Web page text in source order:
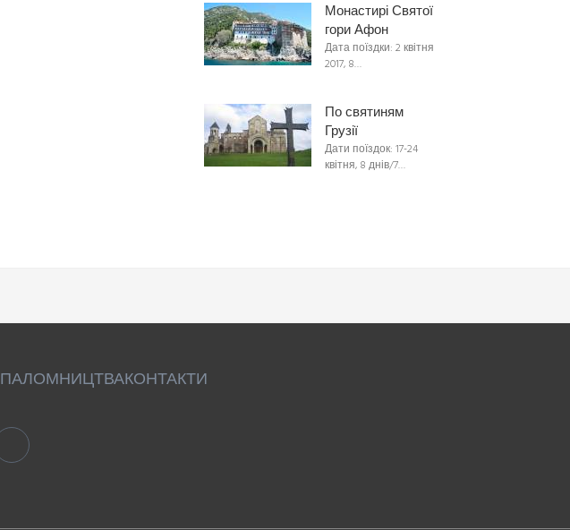
Монастирі Святої
гори Афон
Дата поїздки: 2 квітня
2017, 8…
По святиням
Грузії
Дати поїздок: 17-24
квітня, 8 днів/7…
ПАЛОМНИЦТВАКОНТАКТИ